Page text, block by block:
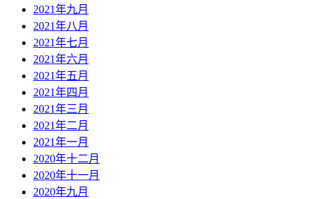
2021年九月
2021年八月
2021年七月
2021年六月
2021年五月
2021年四月
2021年三月
2021年二月
2021年一月
2020年十二月
2020年十一月
2020年九月